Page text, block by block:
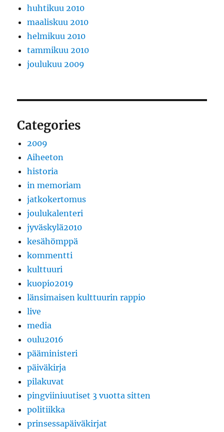
huhtikuu 2010
maaliskuu 2010
helmikuu 2010
tammikuu 2010
joulukuu 2009
Categories
2009
Aiheeton
historia
in memoriam
jatkokertomus
joulukalenteri
jyväskylä2010
kesähömppä
kommentti
kulttuuri
kuopio2019
länsimaisen kulttuurin rappio
live
media
oulu2016
pääministeri
päiväkirja
pilakuvat
pingviiniuutiset 3 vuotta sitten
politiikka
prinsessapäiväkirjat